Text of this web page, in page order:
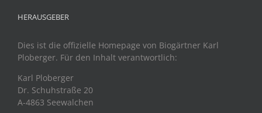
HERAUSGEBER
Dies ist die offizielle Homepage von Biogärtner Karl
Ploberger. Für den Inhalt verantwortlich:
Karl Ploberger
Dr. Schuhstraße 20
A-4863 Seewalchen